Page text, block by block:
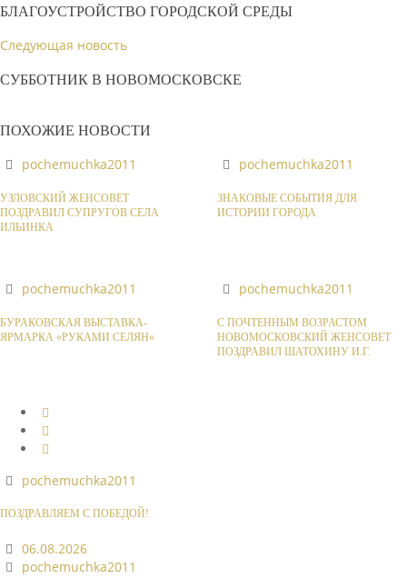
БЛАГОУСТРОЙСТВО ГОРОДСКОЙ СРЕДЫ
Следующая новость
СУББОТНИК В НОВОМОСКОВСКЕ
ПОХОЖИЕ НОВОСТИ
pochemuchka2011
УЗЛОВСКИЙ ЖЕНСОВЕТ
ПОЗДРАВИЛ СУПРУГОВ СЕЛА
ИЛЬИНКА
pochemuchka2011
ЗНАКОВЫЕ СОБЫТИЯ ДЛЯ
ИСТОРИИ ГОРОДА
pochemuchka2011
БУРАКОВСКАЯ ВЫСТАВКА-
ЯРМАРКА «РУКАМИ СЕЛЯН»
pochemuchka2011
С ПОЧТЕННЫМ ВОЗРАСТОМ
НОВОМОСКОВСКИЙ ЖЕНСОВЕТ
ПОЗДРАВИЛ ШАТОХИНУ И.Г.
pochemuchka2011
ПОЗДРАВЛЯЕМ С ПОБЕДОЙ!
06.08.2026
pochemuchka2011